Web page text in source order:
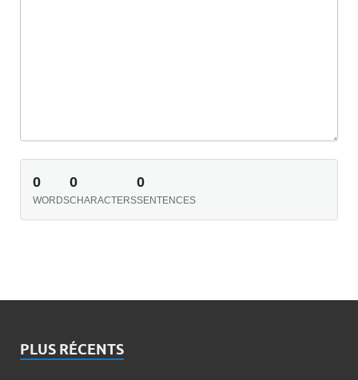
0
WORDS
0
CHARACTERS
0
SENTENCES
PLUS RÉCENTS